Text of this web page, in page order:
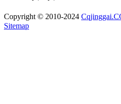
Copyright © 2010-2024
Sitemap